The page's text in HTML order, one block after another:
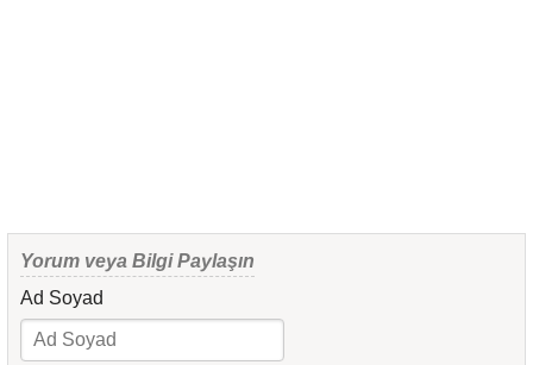
Yorum veya Bilgi Paylaşın
Ad Soyad